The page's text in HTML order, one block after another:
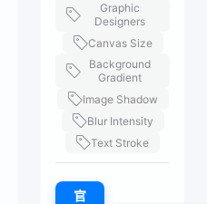
Graphic
Designers
Canvas Size
Background
Gradient
Image Shadow
Blur Intensity
Text Stroke
官